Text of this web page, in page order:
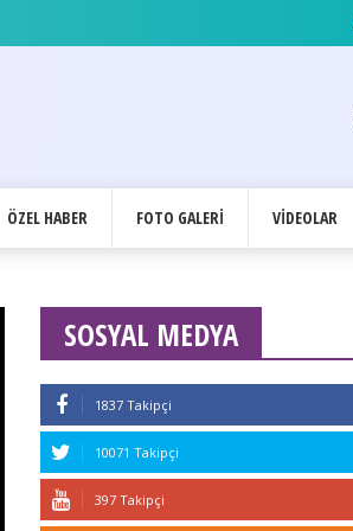
ÖZEL HABER FOTO GALERI VIDEOLAR
SOSYAL MEDYA
1837 Takipçi
10071 Takipçi
397 Takipçi